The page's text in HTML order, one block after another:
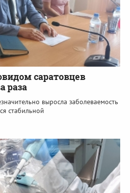
саратовцев
раза
выросла заболеваемость
стабильной